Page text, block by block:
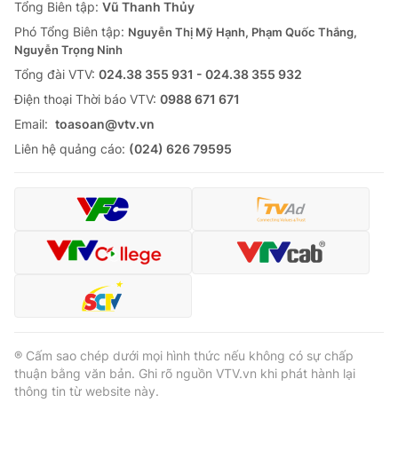
Tổng Biên tập: Vũ Thanh Thủy
Phó Tổng Biên tập: Nguyễn Thị Mỹ Hạnh, Phạm Quốc Thắng,
Nguyễn Trọng Ninh
Tổng đài VTV: 024.38 355 931 - 024.38 355 932
Ðiện thoại Thời báo VTV: 0988 671 671
Email: toasoan@vtv.vn
Liên hệ quảng cáo: (024) 626 79595
® Cấm sao chép dưới mọi hình thức nếu không có sự chấp
thuận bằng văn bản. Ghi rõ nguồn VTV.vn khi phát hành lại
thông tin từ website này.